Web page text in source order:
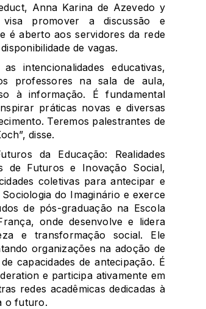
Anna Karina de Azevedo y
promover a discussão e
é aberto aos servidores da rede
de vagas.
intencionalidades educativas,
professores na sala de aula,
à informação. É fundamental
práticas novas e diversas
Teremos palestrantes de
disse.
da Educação: Realidades
de Futuros e Inovação Social,
coletivas para antecipar e
do Imaginário e exerce
de pós-graduação na Escola
onde desenvolve e lidera
e transformação social. Ele
organizações na adoção de
capacidades de antecipação. É
e participa ativamente em
redes acadêmicas dedicadas à
o futuro.